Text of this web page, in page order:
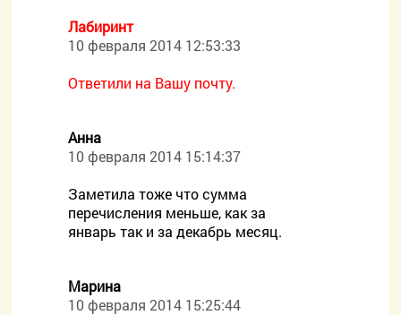
Лабиринт
10 февраля 2014 12:53:33
Ответили на Вашу почту.
Анна
10 февраля 2014 15:14:37
Заметила тоже что сумма
перечисления меньше, как за
январь так и за декабрь месяц.
Mарина
10 февраля 2014 15:25:44